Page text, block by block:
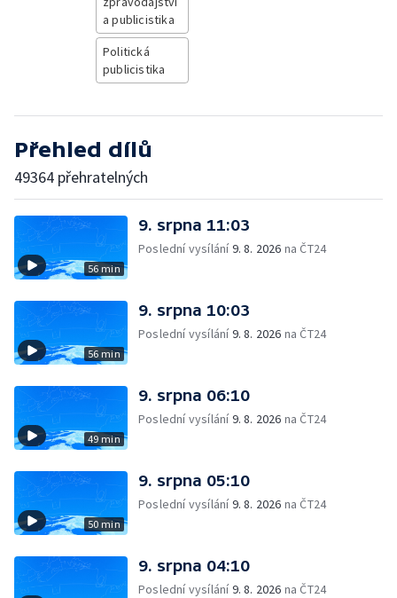
a publicistika
Politická
publicistika
Přehled dílů
49364 přehratelných
56 min
9. srpna 11:03
Poslední vysílání9. 8. 2026 na ČT24
56 min
9. srpna 10:03
Poslední vysílání9. 8. 2026 na ČT24
49 min
9. srpna 06:10
Poslední vysílání9. 8. 2026 na ČT24
50 min
9. srpna 05:10
Poslední vysílání9. 8. 2026 na ČT24
9. srpna 04:10
Poslední vysílání9. 8. 2026 na ČT24